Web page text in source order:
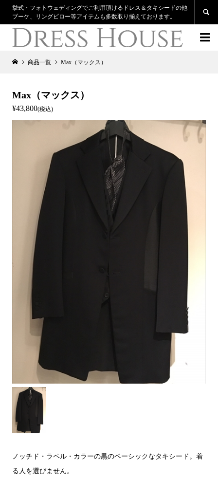
挙式・フォトウェディングでご利用頂けるドレス＆タキシードの他
ブーケ、リングピロー等アイテムも多数取り揃えております。


商品一覧 Max（マックス）
Max（マックス）
¥43,800(税込)
ノッチド・ラペル・カラーの黒のベーシックなタキシード。着
る人を選びません。